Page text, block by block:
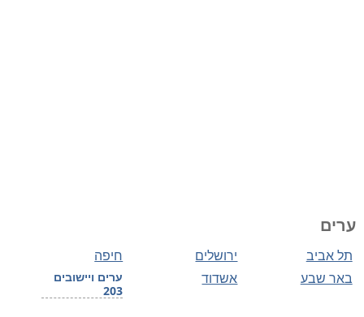
ערים
חיפה ירושלים תל אביב
ערים ויישובים
203
אשדוד באר שבע